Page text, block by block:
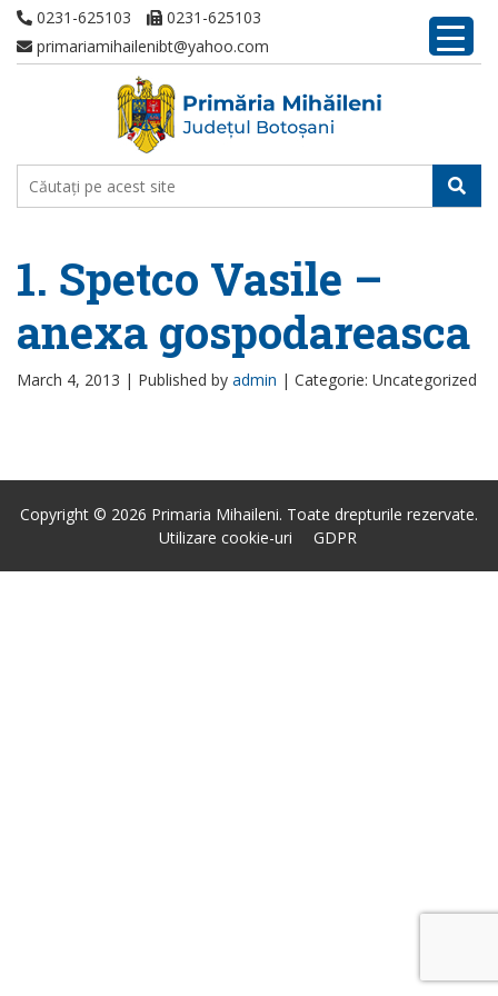
0231-625103
0231-625103
primariamihailenibt@yahoo.com
1. Spetco Vasile –
anexa gospodareasca
March 4, 2013 | Published by admin | Categorie: Uncategorized
Copyright © 2026 Primaria Mihaileni. Toate drepturile rezervate.
Utilizare cookie-uri
GDPR